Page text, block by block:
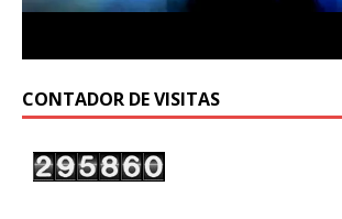
CONTADOR DE VISITAS